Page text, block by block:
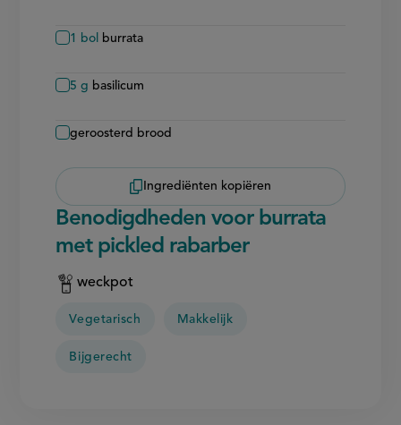
1 bol burrata
5 g basilicum
geroosterd brood
Ingrediënten kopiëren
Benodigdheden voor burrata
met pickled rabarber
weckpot
Vegetarisch Makkelijk
Bijgerecht